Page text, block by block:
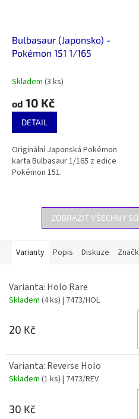
Bulbasaur (Japonsko) -
Pokémon 151 1/165
Skladem (3 ks)
od 10 Kč
DETAIL
Originální Japonská Pokémon
karta Bulbasaur 1/165 z edice
Pokémon 151.
ZOBRAZIT VŠECHNY
Varianty Popis Diskuze
Varianta: Holo Rare
Skladem (4 ks) | 7473/HOL
20 Kč
Varianta: Reverse Holo
Skladem (1 ks) | 7473/REV
30 Kč